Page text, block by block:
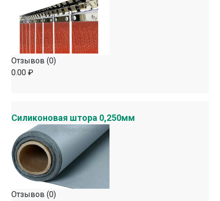
Отзывов (0)
0.00 ₽
Силиконовая штора 0,250мм
Отзывов (0)